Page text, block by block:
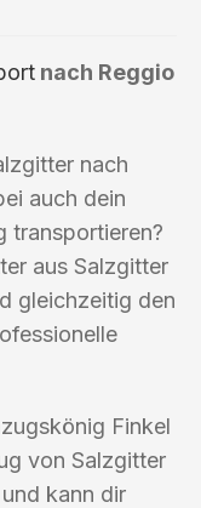
nach Reggio
nach
auch dein
transportieren?
aus Salzgitter
gleichzeitig den
Finkel
von Salzgitter
kann dir